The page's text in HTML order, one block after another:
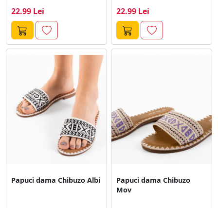
22.99 Lei 22.99 Lei
Papuci dama Chibuzo Albi
Papuci dama Chibuzo
Mov